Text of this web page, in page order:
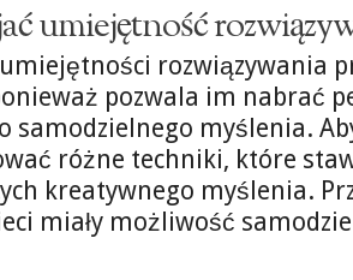
umiejętność
rozwiązywania
pozwala im nabrać
samodzielnego myślenia.
różne techniki, które
kreatywnego myślenia.
miały możliwość